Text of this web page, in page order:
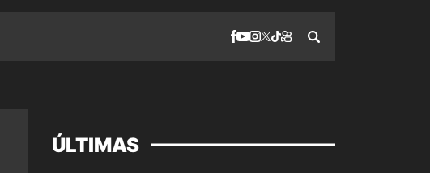
ÚLTIMAS